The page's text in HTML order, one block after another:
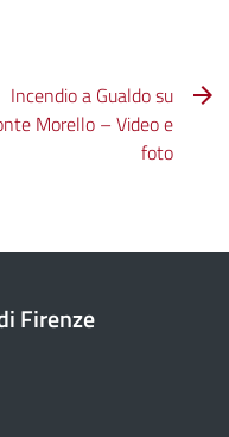
Incendio a Gualdo su
Morello – Video e
foto
Firenze